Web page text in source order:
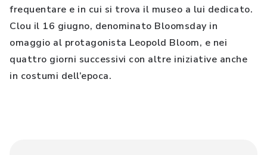
frequentare e in cui si trova il museo a lui dedicato.
Clou il 16 giugno, denominato Bloomsday in
omaggio al protagonista Leopold Bloom, e nei
quattro giorni successivi con altre iniziative anche
in costumi dell’epoca.